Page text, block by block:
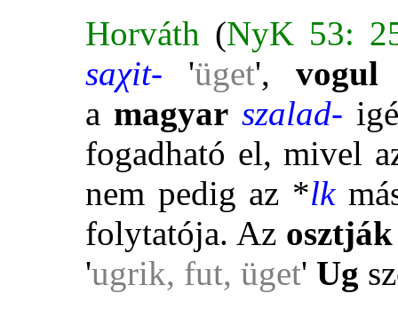
Horváth (NyK 53:
saχit- 'üget', vogul
a magyarszalad-
fogadható el, mivel
nem pedig az *lk
folytatója. Az osztják
'ugrik, fut, üget' Ug